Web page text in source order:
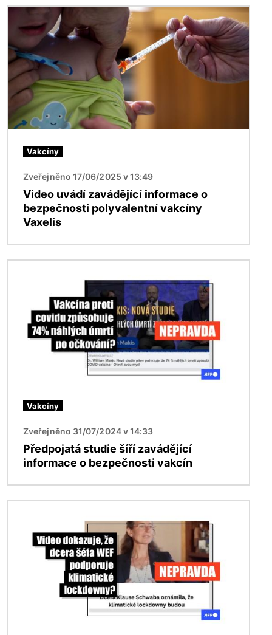
Obrázek
Vakcíny
Zveřejněno 17/06/2025 v 13:49
Video uvádí zavádějící informace o
bezpečnosti polyvalentní vakcíny
Vaxelis
Vakcíny
Zveřejněno 31/07/2024 v 14:33
Předpojatá studie šíří zavádějící
informace o bezpečnosti vakcín